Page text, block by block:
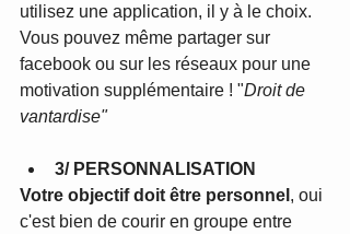
utilisez une application, il y à le choix.
Vous pouvez même partager sur
facebook ou sur les réseaux pour une
motivation supplémentaire ! "Droit de
vantardise"
3/ PERSONNALISATION
Votre objectif doit être personnel , oui
c'est bien de courir en groupe entre